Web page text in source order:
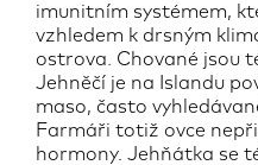
imunitním systémem,
vzhledem k drsným
ostrova. Chované jsou
Jehněčí je na Islandu
maso, často
Farmáři totiž ovce
hormony. Jehňátka se